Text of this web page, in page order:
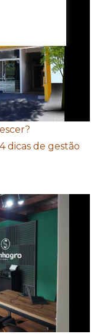
dicas de gestão